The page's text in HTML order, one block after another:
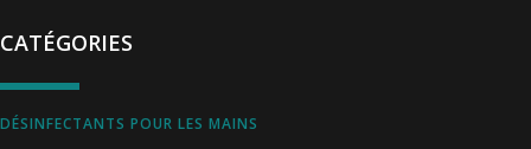
CATÉGORIES
DÉSINFECTANTS POUR LES MAINS